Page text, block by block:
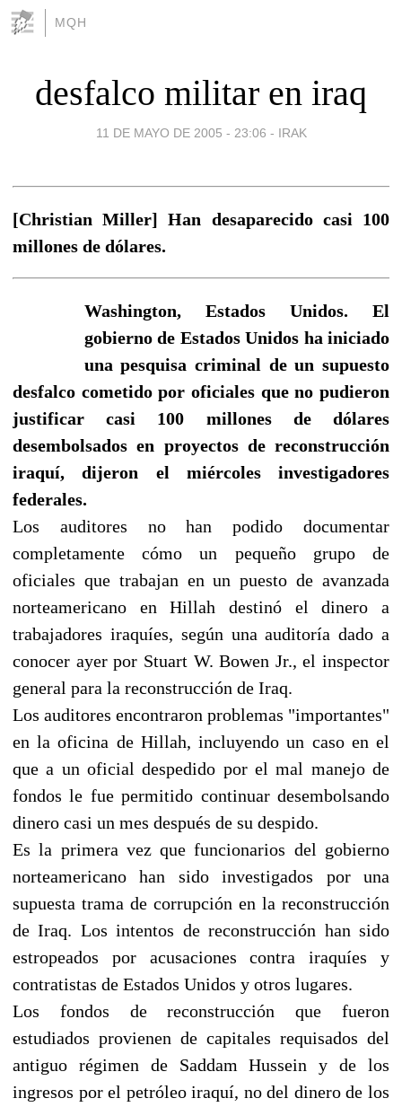
MQH
desfalco militar en iraq
11 DE MAYO DE 2005 - 23:06 - IRAK
[Christian Miller] Han desaparecido casi 100
millones de dólares.
Washington, Estados Unidos. El
gobierno de Estados Unidos ha iniciado
una pesquisa criminal de un supuesto
desfalco cometido por oficiales que no pudieron
justificar casi 100 millones de dólares
desembolsados en proyectos de reconstrucción
iraquí, dijeron el miércoles investigadores
federales.
Los auditores no han podido documentar
completamente cómo un pequeño grupo de
oficiales que trabajan en un puesto de avanzada
norteamericano en Hillah destinó el dinero a
trabajadores iraquíes, según una auditoría dado a
conocer ayer por Stuart W. Bowen Jr., el inspector
general para la reconstrucción de Iraq.
Los auditores encontraron problemas "importantes"
en la oficina de Hillah, incluyendo un caso en el
que a un oficial despedido por el mal manejo de
fondos le fue permitido continuar desembolsando
dinero casi un mes después de su despido.
Es la primera vez que funcionarios del gobierno
norteamericano han sido investigados por una
supuesta trama de corrupción en la reconstrucción
de Iraq. Los intentos de reconstrucción han sido
estropeados por acusaciones contra iraquíes y
contratistas de Estados Unidos y otros lugares.
Los fondos de reconstrucción que fueron
estudiados provienen de capitales requisados del
antiguo régimen de Saddam Hussein y de los
ingresos por el petróleo iraquí, no del dinero de los